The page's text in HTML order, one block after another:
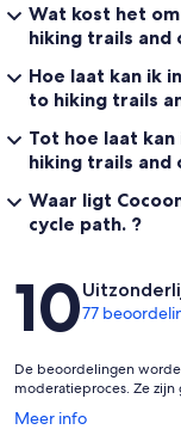
Wat kost het
hiking trails and
Hoe laat kan ik
to hiking trails
Tot hoe laat
hiking trails and
Waar ligt
cycle path. ?
1077
De beoordelingen
moderatieproces. Ze
Meer info
Opent